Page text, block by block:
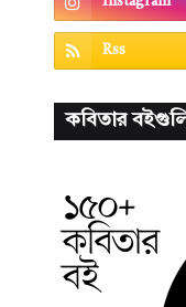
কবিতার